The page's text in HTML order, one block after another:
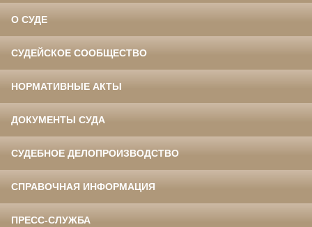
О СУДЕ
СУДЕЙСКОЕ СООБЩЕСТВО
НОРМАТИВНЫЕ АКТЫ
ДОКУМЕНТЫ СУДА
СУДЕБНОЕ ДЕЛОПРОИЗВОДСТВО
СПРАВОЧНАЯ ИНФОРМАЦИЯ
ПРЕСС-СЛУЖБА